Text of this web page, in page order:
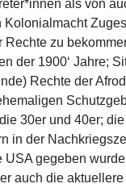
als von
Kolonialmacht
Rechte zu
der 1900‘ Jahre;
Rechte der
30er und 40er;
in der
USA gegeben
auch die